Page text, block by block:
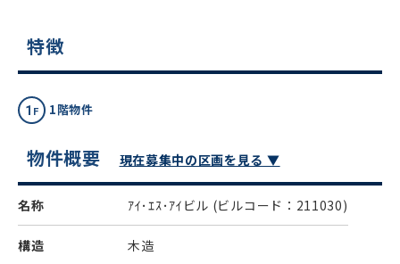
特徴
1階物件
物件概要 現在募集中の区画を見る ▼
名称 ｱｲ･ｴｽ･ｱｲビル (ビルコード：211030)
構造 木造